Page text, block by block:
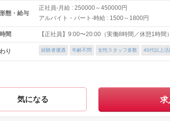
態・給与
正社員-月給 : 250000～450000円
アルバイト・パート-時給 : 1500～ 1800円
間 【正社員】9:00〜20:00（実働8時間／休憩1時間
り 経験者優遇 年齢不問 女性スタッフ多数 40代以上活
気になる 求